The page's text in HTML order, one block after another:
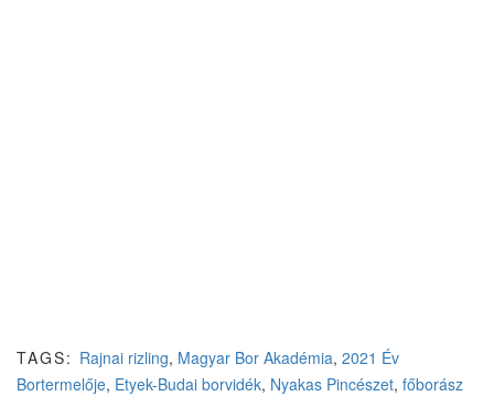
TAGS: Rajnai rizling, Magyar Bor Akadémia, 2021 Év
Bortermelője, Etyek-Budai borvidék, Nyakas Pincészet, főborász